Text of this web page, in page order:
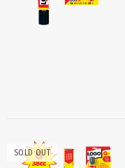
SOLD OUT